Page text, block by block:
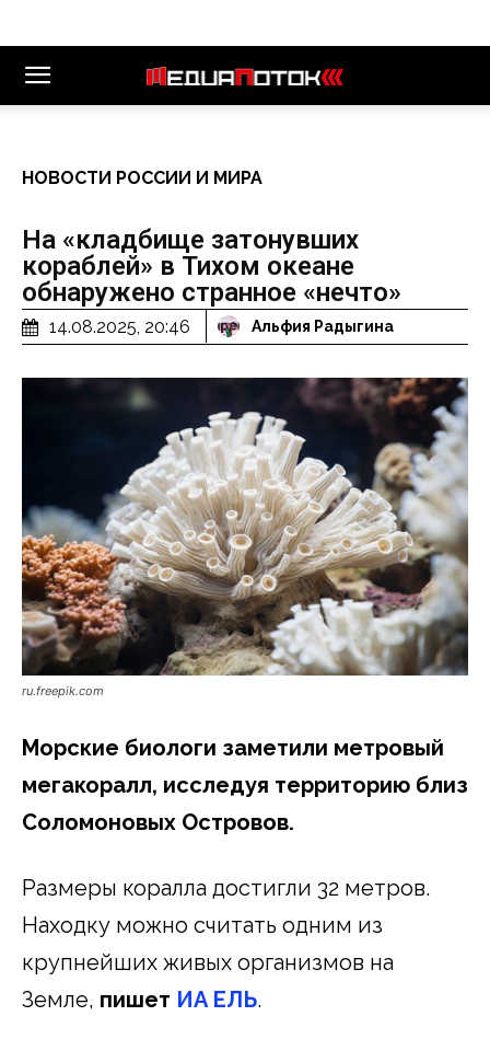
НОВОСТИ РОССИИ И МИРА
На «кладбище затонувших
кораблей» в Тихом океане
обнаружено странное «нечто»
14.08.2025, 20:46 Альфия Радыгина
ru.freepik.com
Морские биологи заметили метровый
мегакоралл, исследуя территорию близ
Соломоновых Островов.
Размеры коралла достигли 32 метров.
Находку можно считать одним из
крупнейших живых организмов на
Земле, пишет ИА ЕЛЬ.